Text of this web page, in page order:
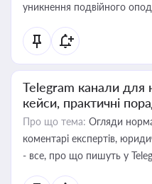
уникнення подвійного
Telegram канали для
кейси, практичні
Про що тема: Огляди
коментарі експертів,
- все, про що пишуть у